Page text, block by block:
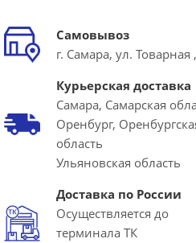
Самовывоз
г. Самара, ул. Товарная
Курьерская доставка
Самара, Самарская
Оренбург,
область
Ульяновская область
Доставка по России
Осуществляется до
терминала ТК